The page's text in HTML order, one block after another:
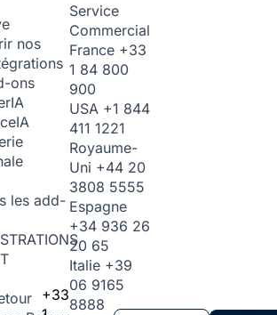
nos
ons
IA
IA
les add-
+33
Service
Commercial
France +33
1 84 800
900
USA +1 844
411 1221
Royaume-
Uni +44 20
3808 5555
Espagne
+34 936 26
20 65
Italie +39
06 9165
8888